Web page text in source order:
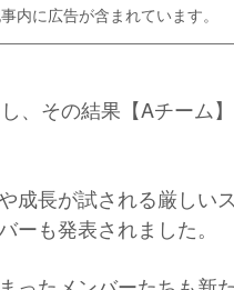
内に広告が含まれています。
、その結果【Aチーム
成長が試される厳しい
ーも発表されました。